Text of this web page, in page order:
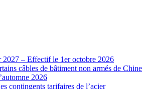
2027 – Effectif le 1er octobre 2026
câbles de bâtiment non armés de Chine
2026
contingents tarifaires de l’acier